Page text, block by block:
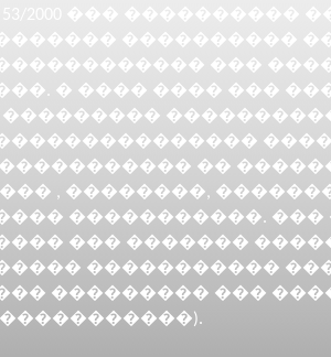
����������
���
� ���� ���� ���
���������
��
, ��������,
�����������. ���
��� �������
�����������
��������� ���